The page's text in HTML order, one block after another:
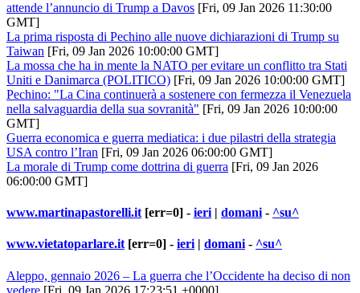
attende l’annuncio di Trump a Davos [Fri, 09 Jan 2026 11:30:00
GMT]
La prima risposta di Pechino alle nuove dichiarazioni di Trump su
Taiwan [Fri, 09 Jan 2026 10:00:00 GMT]
La mossa che ha in mente la NATO per evitare un conflitto tra Stati
Uniti e Danimarca (POLITICO) [Fri, 09 Jan 2026 10:00:00 GMT]
Pechino: "La Cina continuerà a sostenere con fermezza il Venezuela
nella salvaguardia della sua sovranità" [Fri, 09 Jan 2026 10:00:00
GMT]
Guerra economica e guerra mediatica: i due pilastri della strategia
USA contro l’Iran [Fri, 09 Jan 2026 06:00:00 GMT]
La morale di Trump come dottrina di guerra [Fri, 09 Jan 2026
06:00:00 GMT]
www.martinapastorelli.it [err=0] - ieri | domani - ^su^
www.vietatoparlare.it [err=0] - ieri | domani - ^su^
Aleppo, gennaio 2026 – La guerra che l’Occidente ha deciso di non
vedere [Fri, 09 Jan 2026 17:23:51 +0000]